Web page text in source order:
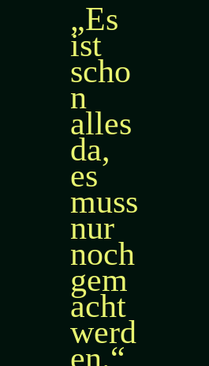
„Es
ist
scho
n
alles
da,
es
muss
nur
noch
gem
acht
werd
en.“